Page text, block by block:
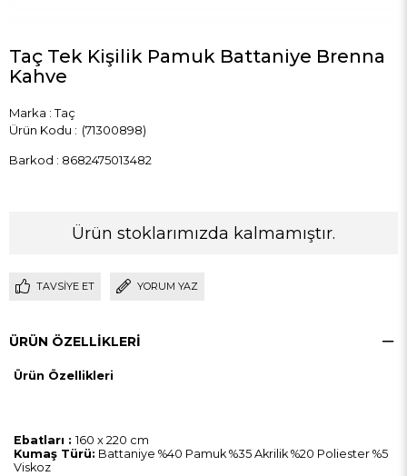
Taç Tek Kişilik Pamuk Battaniye Brenna
Kahve
Marka : Taç
(71300898)
Barkod : 8682475013482
Ürün stoklarımızda kalmamıştır.
TAVSIYE ET YORUM YAZ
ÜRÜN ÖZELLIKLERI
Ürün Özellikleri
Ebatları : 160 x 220 cm
Kumaş Türü: Battaniye %40 Pamuk %35 Akrilik %20 Poliester %5
Viskoz